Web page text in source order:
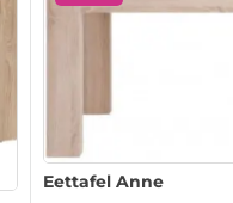
Eettafel Anne